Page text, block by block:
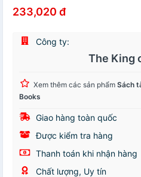
233,020 đ
Công ty:
The King
Xem thêm các sản phẩm Sách
Books
Giao hàng toàn quốc
Được kiểm tra hàng
Thanh toán khi nhận hàng
Chất lượng, Uy tín